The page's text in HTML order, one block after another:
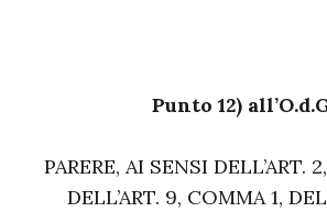
Punto 12)
PARERE, AI SENSI DELL’ART.
DELL’ART. 9, COMMA 1,